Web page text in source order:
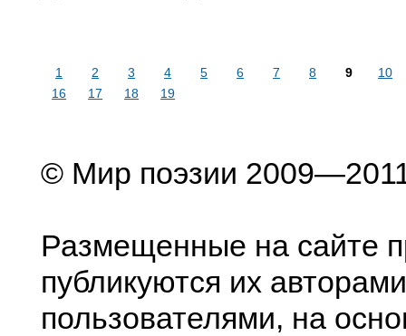
1 2 3 4 5 6 7 8 9
10
16
17 18 19
© Мир поэзии
Размещенные на сайте
публикуются их
пользователями, на